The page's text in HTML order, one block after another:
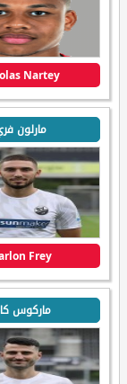
Nartey
مارلون
Frey
ماركوس